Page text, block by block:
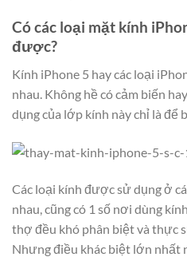
Có các loại mặt kính
được?
Kính iPhone 5 hay các loại
nhau. Không hề có cảm biến
dụng của lớp kính này chỉ là để
Các loại kính được sử dụng ở
nhau, cũng có 1 số nơi dùng
thợ đều khó phân biệt và thực
Nhưng điều khác biệt lớn nhất